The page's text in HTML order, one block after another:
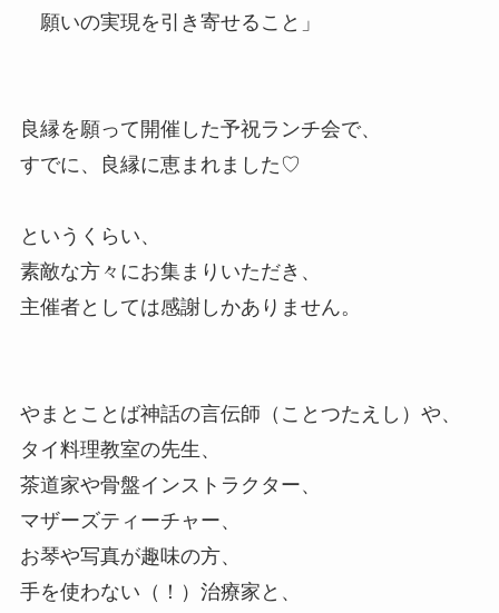
願いの実現を引き寄せること」
良縁を願って開催した予祝ランチ会で、
すでに、良縁に恵まれました♡
というくらい、
素敵な方々にお集まりいただき、
主催者としては感謝しかありません。
やまとことば神話の言伝師（ことつたえし）や、
タイ料理教室の先生、
茶道家や骨盤インストラクター、
マザーズティーチャー、
お琴や写真が趣味の方、
手を使わない（！）治療家と、